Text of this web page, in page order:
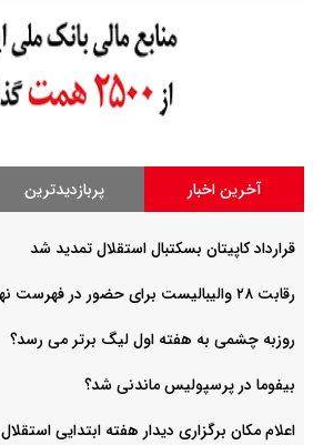
آخرین اخبار پربازدیدترین
قرارداد کاپیتان بسکتبال استقلال تمدید شد
رقابت ۲۸ والیبالیست برای حضور در فهرست نهایی
روزبه چشمی به هفته اول لیگ برتر می رسد؟
بیفوما در پرسپولیس ماندنی شد؟
اعلام مکان برگزاری دیدار هفته ابتدایی استقلال